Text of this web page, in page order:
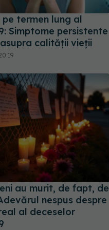
termen lung al
Simptome persistente
calității vieții
au murit, de fapt, de
nespus despre
al deceselor